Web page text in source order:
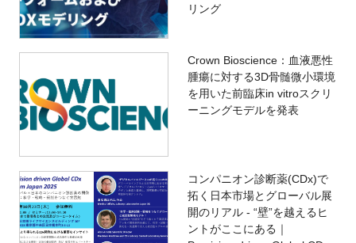
リング
Crown Bioscience：血液悪性
腫瘍に対する3D骨髄微小環境
を用いた前臨床in vitroスクリ
ーニングモデルを発表
コンパニオン診断薬(CDx)で
拓く日本市場とグローバル展
開のリアル - “壁”を越えるヒ
ントがここにある｜